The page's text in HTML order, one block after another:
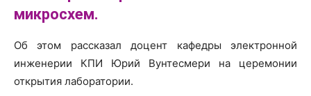
микросхем.
Об этом рассказал доцент кафедры электронной
инженерии КПИ Юрий Вунтесмери на церемонии
открытия лаборатории.